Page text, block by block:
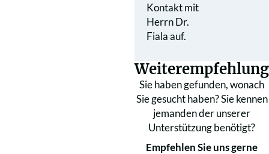
Kontakt mit
Herrn Dr.
Fiala auf.
Weiterempfehlung
Sie haben gefunden, wonach
Sie gesucht haben? Sie kennen
jemanden der unserer
Unterstützung benötigt?
Empfehlen Sie uns gerne